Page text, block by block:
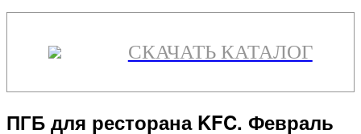
СКАЧАТЬ КАТАЛОГ
ПГБ для ресторана KFC. Февраль